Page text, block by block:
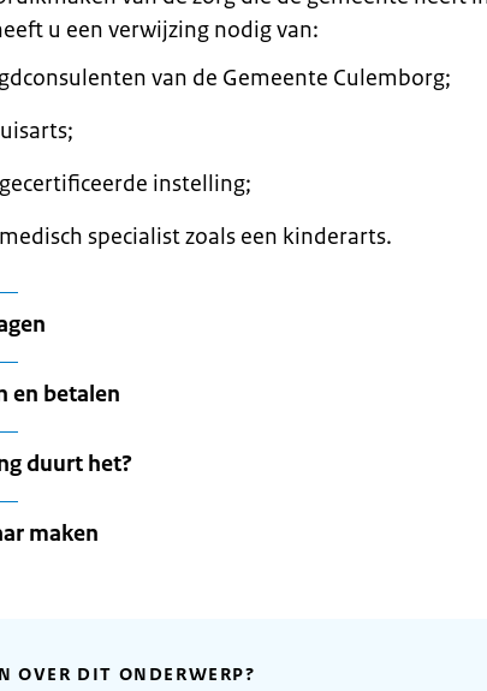
u een verwijzing nodig van:
van de Gemeente Culemborg;
instelling;
specialist zoals een kinderarts.
en betalen
duurt het?
maken
OVER DIT ONDERWERP?